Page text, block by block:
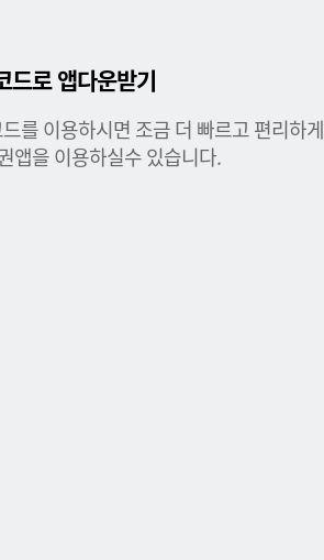
드로 앱다운받기
를 이용하시면 조금 더 빠르고 편리하게
앱을 이용하실수 있습니다.